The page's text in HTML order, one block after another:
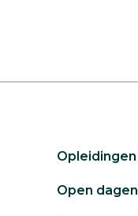
Opleidingen
Open dagen